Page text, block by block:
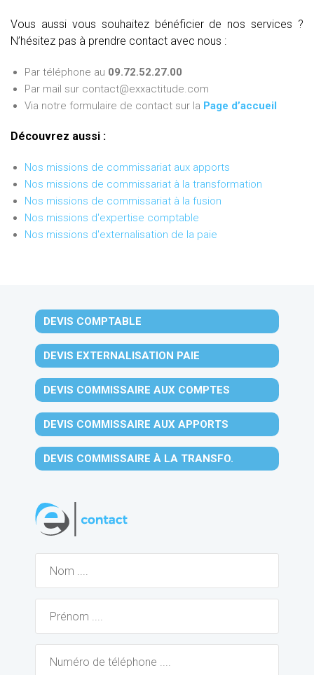
Vous aussi vous souhaitez bénéficier de nos services ?
N’hésitez pas à prendre contact avec nous :
Par téléphone au 09.72.52.27.00
Par mail sur contact@exxactitude.com
Via notre formulaire de contact sur la Page d’accueil
Découvrez aussi :
Nos missions de commissariat aux apports
Nos missions de commissariat à la transformation
Nos missions de commissariat à la fusion
Nos missions d'expertise comptable
Nos missions d'externalisation de la paie
DEVIS COMPTABLE
DEVIS EXTERNALISATION PAIE
DEVIS COMMISSAIRE AUX COMPTES
DEVIS COMMISSAIRE AUX APPORTS
DEVIS COMMISSAIRE À LA TRANSFO.